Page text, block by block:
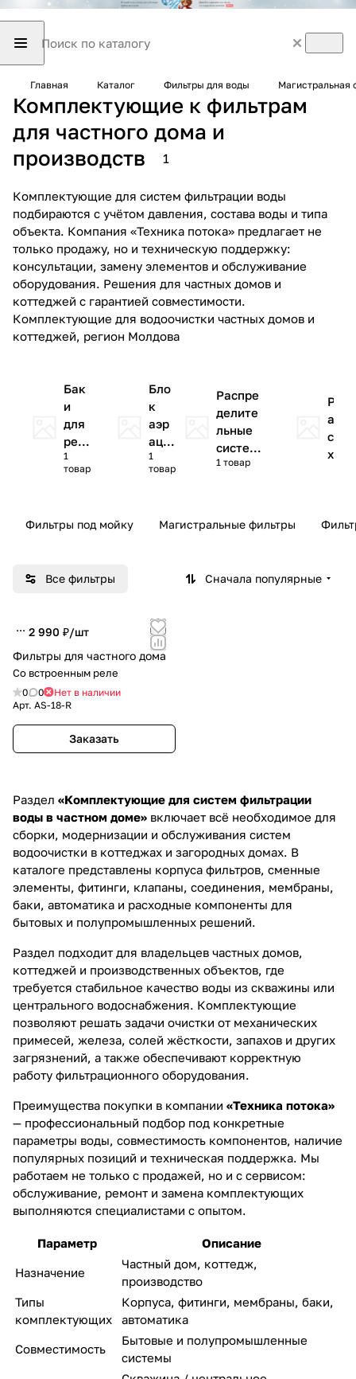
Главная Каталог Фильтры для воды Магистральная
Комплектующие к фильтрам
для частного дома и
производств
1
Комплектующие для систем фильтрации воды
подбираются с учётом давления, состава воды и типа
объекта. Компания «Техника потока» предлагает не
только продажу, но и техническую поддержку:
консультации, замену элементов и обслуживание
оборудования. Решения для частных домов и
коттеджей с гарантией совместимости.
Комплектующие для водоочистки частных домов и
коттеджей, регион Молдова
Бак
и
для
реаг
ент
ов
1
товар
Бло
к
аэр
аци
и
1
товар
Распре
делите
льные
систем
ы
1 товар
Р
а
с
х
м
ы
Фильтры под мойку Магистральные фильтры
Все фильтры Сначала популярные
2 990 ₽/шт
Фильтры для частного дома
Со встроенным реле
0 0
Нет в наличии
Арт. AS-18-R
Заказать
Раздел «Комплектующие для систем фильтрации
воды в частном доме» включает всё необходимое для
сборки, модернизации и обслуживания систем
водоочистки в коттеджах и загородных домах. В
каталоге представлены корпуса фильтров, сменные
элементы, фитинги, клапаны, соединения, мембраны,
баки, автоматика и расходные компоненты для
бытовых и полупромышленных решений.
Раздел подходит для владельцев частных домов,
коттеджей и производственных объектов, где
требуется стабильное качество воды из скважины или
центрального водоснабжения. Комплектующие
позволяют решать задачи очистки от механических
примесей, железа, солей жёсткости, запахов и других
загрязнений, а также обеспечивают корректную
работу фильтрационного оборудования.
Преимущества покупки в компании «Техника потока»
— профессиональный подбор под конкретные
параметры воды, совместимость компонентов, наличие
популярных позиций и техническая поддержка. Мы
работаем не только с продажей, но и с сервисом:
обслуживание, ремонт и замена комплектующих
выполняются специалистами с опытом.
Параметр Описание
Назначение
Частный дом, коттедж,
производство
Типы
комплектующих
Корпуса, фитинги, мембраны, баки,
автоматика
Совместимость
Бытовые и полупромышленные
системы